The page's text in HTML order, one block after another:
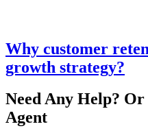
Why customer
growth strategy?
Need Any Help?
Agent